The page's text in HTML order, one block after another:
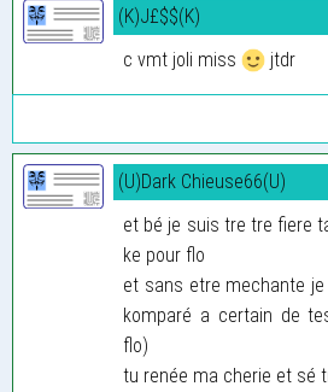
(K)J£$$(K)
c vmt joli miss
jtdr
(U)Dark Chieuse66(U)
et bé je suis tre tre fiere
ke pour flo
et sans etre mechante
komparé a certain de
flo)
tu renée ma cherie et sé